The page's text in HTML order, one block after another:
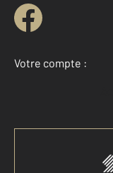
Votre compte :